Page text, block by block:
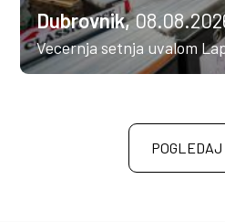
Dubrovnik,
Vecernja setnja uvalom